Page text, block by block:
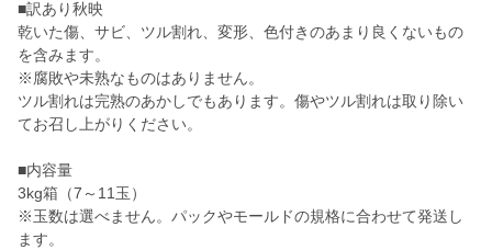
■訳あり秋映
乾いた傷、サビ、ツル割れ、変形、色付きのあまり良くないもの
を含みます。
※腐敗や未熟なものはありません。
ツル割れは完熟のあかしでもあります。傷やツル割れは取り除い
てお召し上がりください。
■内容量
3kg箱（7～11玉）
※玉数は選べません。パックやモールドの規格に合わせて発送し
ます。